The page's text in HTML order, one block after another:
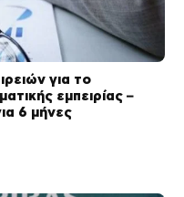
για το
εμπειρίας –
6 μήνες